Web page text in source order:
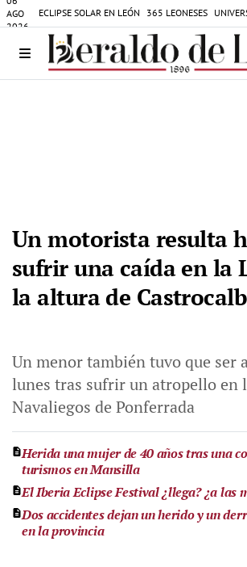
AGO
2026
ECLIPSE SOLAR EN LEÓN 365 LEONESES
Un motorista resulta
sufrir una caída en la
la altura de
Un menor también tuvo que ser
lunes tras sufrir un atropello en
Navaliegos de Ponferrada
Herida una mujer de 40 años tras una
turismos en Mansilla
El Iberia Eclipse Festival ¿llega? ¿a las
Dos accidentes dejan un herido y un
en la provincia